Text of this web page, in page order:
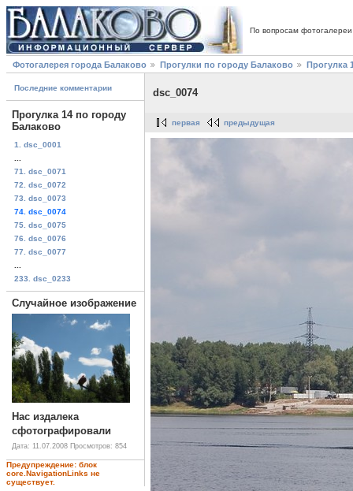
По вопросам
Фотогалерея города Балаково Прогулки по городу Балаково Прогулка
Последние комментарии
Прогулка 14 по городу
Балаково
1. dsc_0001
71. dsc_0071
72. dsc_0072
73. dsc_0073
74. dsc_0074
75. dsc_0075
76. dsc_0076
77. dsc_0077
233. dsc_0233
Случайное изображение
Нас издалека
сфотографировали
Дата: 11.07.2008 Просмотров: 854
Предупреждение: блок
core.NavigationLinks не
существует.
dsc_0074
первая предыдущая